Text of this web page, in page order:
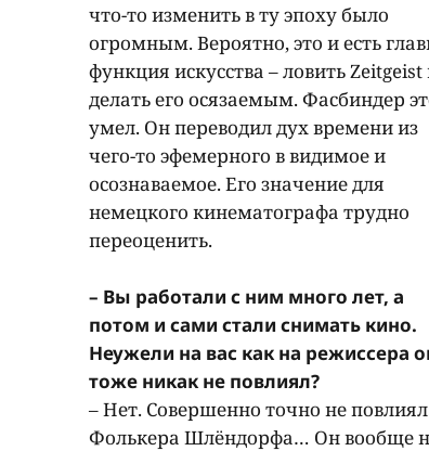
что-то изменить в ту эпоху было
огромным. Вероятно, это и есть
функция искусства – ловить Zeitgeist
делать его осязаемым. Фасбиндер
умел. Он переводил дух времени из
чего-то эфемерного в видимое и
осознаваемое. Его значение для
немецкого кинематографа трудно
переоценить.
– Вы работали с ним много лет, а
потом и сами стали снимать кино.
Неужели на вас как на режиссера
тоже никак не повлиял?
– Нет. Совершенно точно не
Фолькера Шлёндорфа… Он вообще